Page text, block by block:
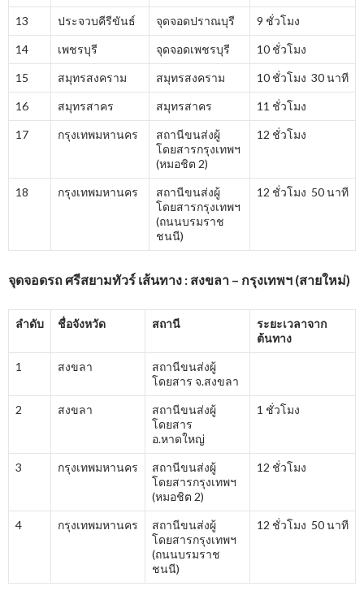
13 ประจวบคีรีขันธ์ จุดจอดปราณบุรี 9 ชั่วโมง
14 เพชรบุรี จุดจอดเพชรบุรี 10 ชั่วโมง
15 สมุทรสงคราม สมุทรสงคราม 10 ชั่วโมง 30 นาที
16 สมุทรสาคร สมุทรสาคร 11 ชั่วโมง
17 กรุงเทพมหานคร
สถานีขนส่งผู้
โดยสารกรุงเทพฯ
(หมอชิต 2)
12 ชั่วโมง
18 กรุงเทพมหานคร
สถานีขนส่งผู้
โดยสารกรุงเทพฯ
(ถนนบรมราช
ชนนี)
12 ชั่วโมง 50 นาที
จุดจอดรถ ศรีสยามทัวร์ เส้นทาง : สงขลา – กรุงเทพฯ (สายใหม่)
ลำดับ ชื่อจังหวัด สถานี
ระยะเวลาจาก
ต้นทาง
1 สงขลา
สถานีขนส่งผู้
โดยสาร จ.สงขลา
2 สงขลา
สถานีขนส่งผู้
โดยสาร
อ.หาดใหญ่
1 ชั่วโมง
3 กรุงเทพมหานคร
สถานีขนส่งผู้
โดยสารกรุงเทพฯ
(หมอชิต 2)
12 ชั่วโมง
4 กรุงเทพมหานคร
สถานีขนส่งผู้
โดยสารกรุงเทพฯ
(ถนนบรมราช
ชนนี)
12 ชั่วโมง 50 นาที